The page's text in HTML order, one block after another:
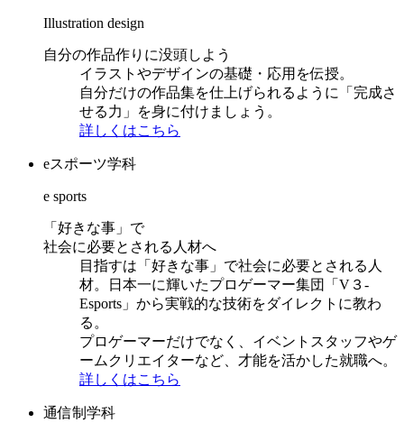
Illustration design
自分の作品作りに没頭しよう
イラストやデザインの基礎・応用を伝授。
自分だけの作品集を仕上げられるように「完成さ
せる力」を身に付けましょう。
詳しくはこちら
eスポーツ学科
e sports
「好きな事」で
社会に必要とされる人材へ
目指すは「好きな事」で社会に必要とされる人
材。日本一に輝いたプロゲーマー集団「V３-
Esports」から実戦的な技術をダイレクトに教わ
る。
プロゲーマーだけでなく、イベントスタッフやゲ
ームクリエイターなど、才能を活かした就職へ。
詳しくはこちら
通信制学科